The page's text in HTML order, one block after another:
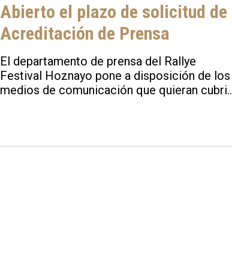
Abierto el plazo de solicitud de
Acreditación de Prensa
El departamento de prensa del Rallye
Festival Hoznayo pone a disposición de los
medios de comunicación que quieran cubrir